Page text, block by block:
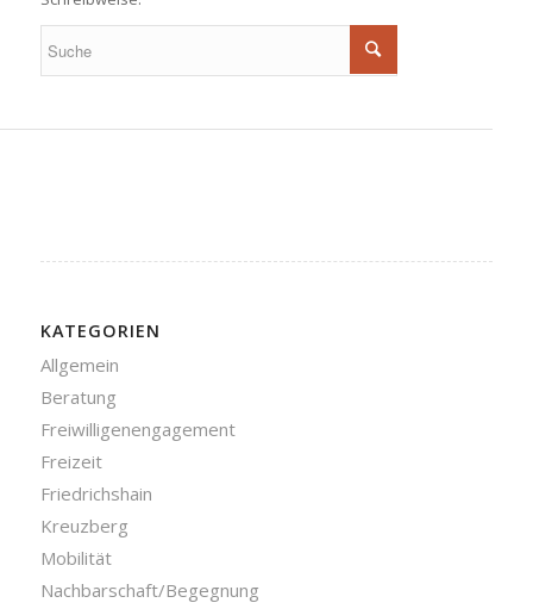
KATEGORIEN
Allgemein
Beratung
Freiwilligenengagement
Freizeit
Friedrichshain
Kreuzberg
Mobilität
Nachbarschaft/Begegnung